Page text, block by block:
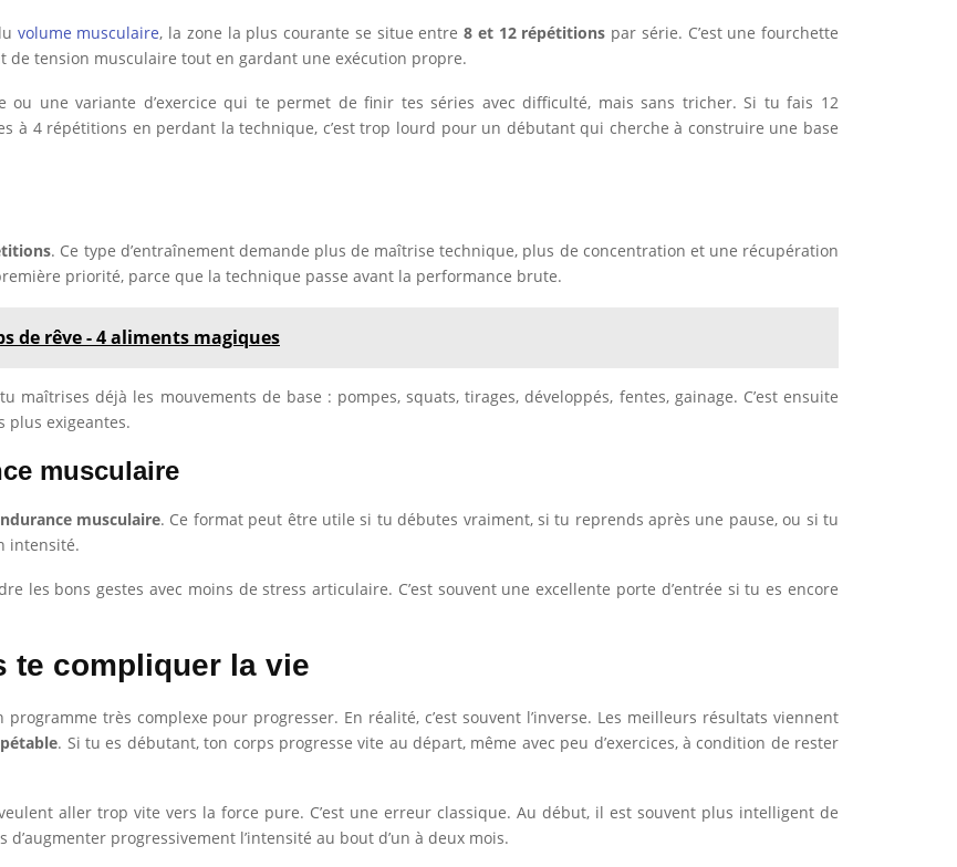
volume musculaire, la zone la plus courante se situe entre8 et 12 répétitions par série. C’est une fourchette
de tension musculaire tout en gardant une exécution propre.
une variante d’exercice qui te permet de finir tes séries avec difficulté, mais sans tricher. Si tu fais 12
à 4 répétitions en perdant la technique, c’est trop lourd pour un débutant qui cherche à construire une base
. Ce type d’entraînement demande plus de maîtrise technique, plus de concentration et une récupération
priorité, parce que la technique passe avant la performance brute.
de rêve - 4 aliments magiques
déjà les mouvements de base : pompes, squats, tirages, développés, fentes, gainage. C’est ensuite
plus exigeantes.
musculaire
musculaire. Ce format peut être utile si tu débutes vraiment, si tu reprends après une pause, ou si tu
intensité.
les bons gestes avec moins de stress articulaire. C’est souvent une excellente porte d’entrée si tu es encore
te compliquer la vie
très complexe pour progresser. En réalité, c’est souvent l’inverse. Les meilleurs résultats viennent
. Si tu es débutant, ton corps progresse vite au départ, même avec peu d’exercices, à condition de rester
aller trop vite vers la force pure. C’est une erreur classique. Au début, il est souvent plus intelligent de
progressivement l’intensité au bout d’un à deux mois.